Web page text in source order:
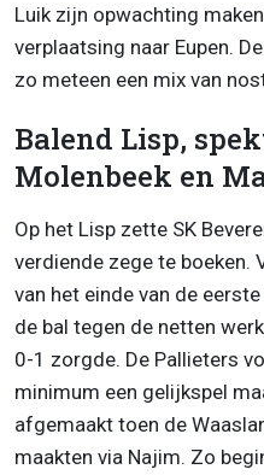
Luik zijn opwachting
verplaatsing naar Eupen.
zo meteen een mix van
Balend Lisp,
Molenbeek en
Op het Lisp zette SK
verdiende zege te boeken.
van het einde van de
de bal tegen de netten
0-1 zorgde. De Pallieters
minimum een gelijkspel
afgemaakt toen de
maakten via Najim. Zo